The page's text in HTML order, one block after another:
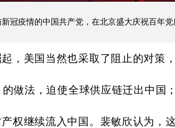
冠疫情的中国共产党，在北京盛大庆祝百年党
，美国当然也采取了阻止的对策
做法，迫使全球供应链迁出中国
权继续流入中国。裴敏欣认为，